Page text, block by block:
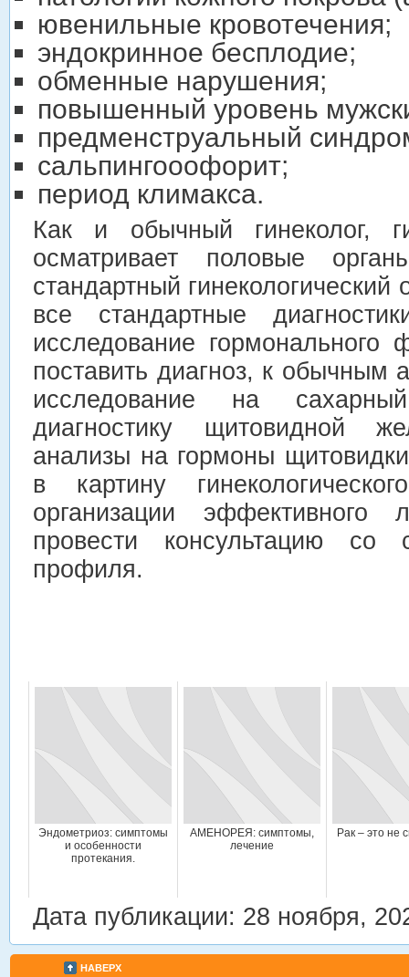
ювенильные кровотечения;
эндокринное бесплодие;
обменные нарушения;
повышенный уровень
предменструальный
сальпингооофорит;
период климакса.
Как и обычный гинеколог,
осматривает половые
стандартный
все стандартные
исследование
поставить диагноз, к обычным
исследование на
диагностику щитовидной
анализы на гормоны
в картину
организации
провести консультацию со
профиля.
Эндометриоз: симптомы
и особенности
протекания.
АМЕНОРЕЯ: симптомы,
лечение
Рак – это не
Дата публикации: 28 ноября,
НАВЕРХ